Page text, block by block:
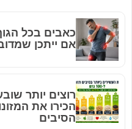
כאבים בכל
אם ייתכן
רוצים יותר
הכירו את
הסיבים